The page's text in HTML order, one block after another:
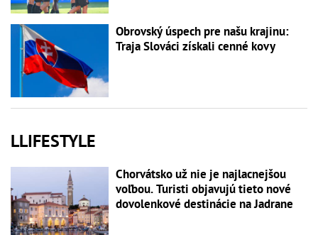
Obrovský úspech pre našu krajinu:
Traja Slováci získali cenné kovy
LLIFESTYLE
Chorvátsko už nie je najlacnejšou
voľbou. Turisti objavujú tieto nové
dovolenkové destinácie na Jadrane